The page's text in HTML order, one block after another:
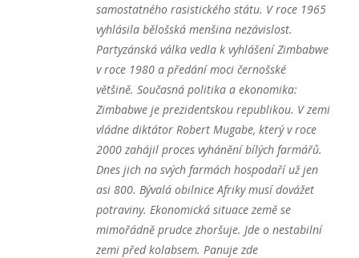
samostatného rasistického státu. V roce 1965
vyhlásila bělošská menšina nezávislost.
Partyzánská válka vedla k vyhlášení Zimbabwe
v roce 1980 a předání moci černošské
většině. Současná politika a ekonomika:
Zimbabwe je prezidentskou republikou. V zemi
vládne diktátor Robert Mugabe, který v roce
2000 zahájil proces vyhánění bílých farmářů.
Dnes jich na svých farmách hospodaří už jen
asi 800. Bývalá obilnice Afriky musí dovážet
potraviny. Ekonomická situace země se
mimořádně prudce zhoršuje. Jde o nestabilní
zemi před kolabsem. Panuje zde